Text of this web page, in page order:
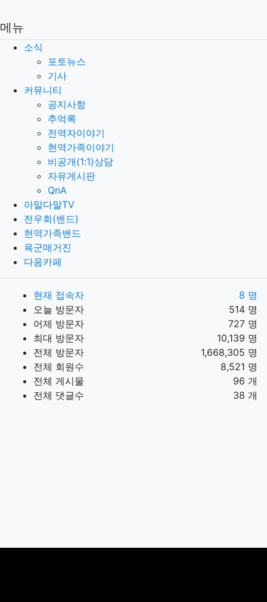
메뉴
소식
포토뉴스
기사
커뮤니티
공지사항
추억록
전역자이야기
현역가족이야기
비공개(1:1)상담
자유게시판
QnA
아말다말TV
전우회(밴드)
현역가족밴드
육군매거진
다음카페
현재 접속자
8 명
오늘 방문자
514 명
어제 방문자
727 명
최대 방문자
10,139 명
전체 방문자
1,668,305 명
전체 회원수
8,521 명
전체 게시물
96 개
전체 댓글수
38 개